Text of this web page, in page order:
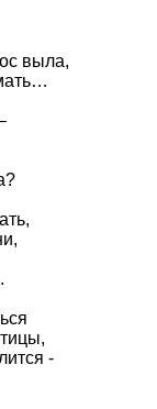
выла,
-